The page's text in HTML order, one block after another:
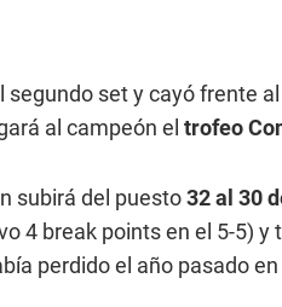
segundo set y cayó frente
al campeón el trofeo
subirá del puesto32 al 30
4 break points en el 5-5) y
perdido el año pasado